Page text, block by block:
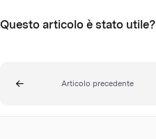
Questo articolo è stato utile?
Articolo precedente